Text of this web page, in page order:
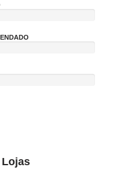
Lojas